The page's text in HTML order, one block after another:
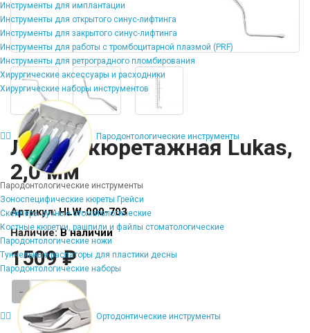
Инструменты для имплантации
Инструменты для открытого синус-лифтинга
Инструменты для закрытого синус-лифтинга
Инструменты для работы с тромбоцитарной плазмой (PRF)
Инструменты для ретроградного пломбирования
Хирургические аксессуары и расходники
Хирургические наборы инструментов
Пародонтологические инструменты
Пародонтологические инструменты
Зоноспецифические кюреты Грейси
Скейлеры ручные стоматологические
Костные кюретки, рашпили и файлы стоматологические
Пародонтологические ножи
Туннельные распаторы для пластики десны
Пародонтологические наборы
Ортодонтические инструменты
Ложка кюретажная Lukas,
2,0 мм
Артикул:HLW-000-703
Наличие:В наличии
1509 ₽
- +